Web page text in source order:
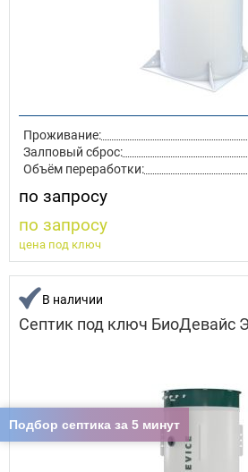
Проживание:
Залповый сброс:
Объём переработки:
по запросу
по запросу
цена под ключ
В наличии
Септик под ключ БиоДевайс
Подбор септика за 5 минут